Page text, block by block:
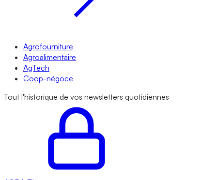
Agrofourniture
Agroalimentaire
AgTech
Coop-négoce
Tout l'historique de vos newsletters quotidiennes